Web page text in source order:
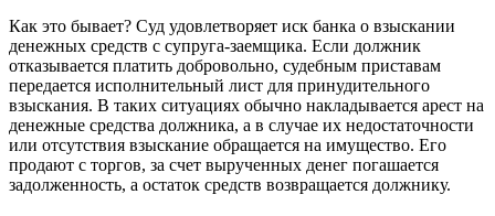
Как это бывает? Суд удовлетворяет иск банка о взыскании
денежных средств с супруга-заемщика. Если должник
отказывается платить добровольно, судебным приставам
передается исполнительный лист для принудительного
взыскания. В таких ситуациях обычно накладывается арест на
денежные средства должника, а в случае их недостаточности
или отсутствия взыскание обращается на имущество. Его
продают с торгов, за счет вырученных денег погашается
задолженность, а остаток средств возвращается должнику.